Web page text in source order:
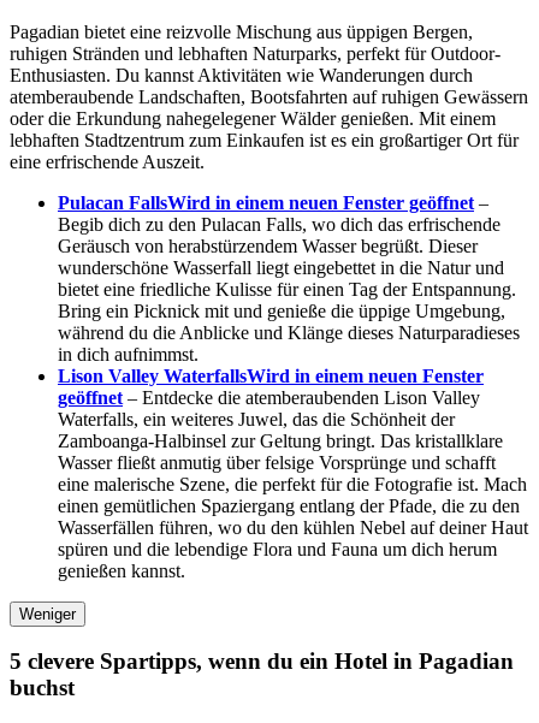
Pagadian bietet eine reizvolle Mischung aus üppigen Bergen,
ruhigen Stränden und lebhaften Naturparks, perfekt für Outdoor-
Enthusiasten. Du kannst Aktivitäten wie Wanderungen durch
atemberaubende Landschaften, Bootsfahrten auf ruhigen Gewässern
oder die Erkundung nahegelegener Wälder genießen. Mit einem
lebhaften Stadtzentrum zum Einkaufen ist es ein großartiger Ort für
eine erfrischende Auszeit.
Pulacan FallsWird in einem neuen Fenster geöffnet –
Begib dich zu den Pulacan Falls, wo dich das erfrischende
Geräusch von herabstürzendem Wasser begrüßt. Dieser
wunderschöne Wasserfall liegt eingebettet in die Natur und
bietet eine friedliche Kulisse für einen Tag der Entspannung.
Bring ein Picknick mit und genieße die üppige Umgebung,
während du die Anblicke und Klänge dieses Naturparadieses
in dich aufnimmst.
Lison Valley WaterfallsWird in einem neuen Fenster
geöffnet – Entdecke die atemberaubenden Lison Valley
Waterfalls, ein weiteres Juwel, das die Schönheit der
Zamboanga-Halbinsel zur Geltung bringt. Das kristallklare
Wasser fließt anmutig über felsige Vorsprünge und schafft
eine malerische Szene, die perfekt für die Fotografie ist. Mach
einen gemütlichen Spaziergang entlang der Pfade, die zu den
Wasserfällen führen, wo du den kühlen Nebel auf deiner Haut
spüren und die lebendige Flora und Fauna um dich herum
genießen kannst.
Weniger
5 clevere Spartipps, wenn du ein Hotel in Pagadian
buchst